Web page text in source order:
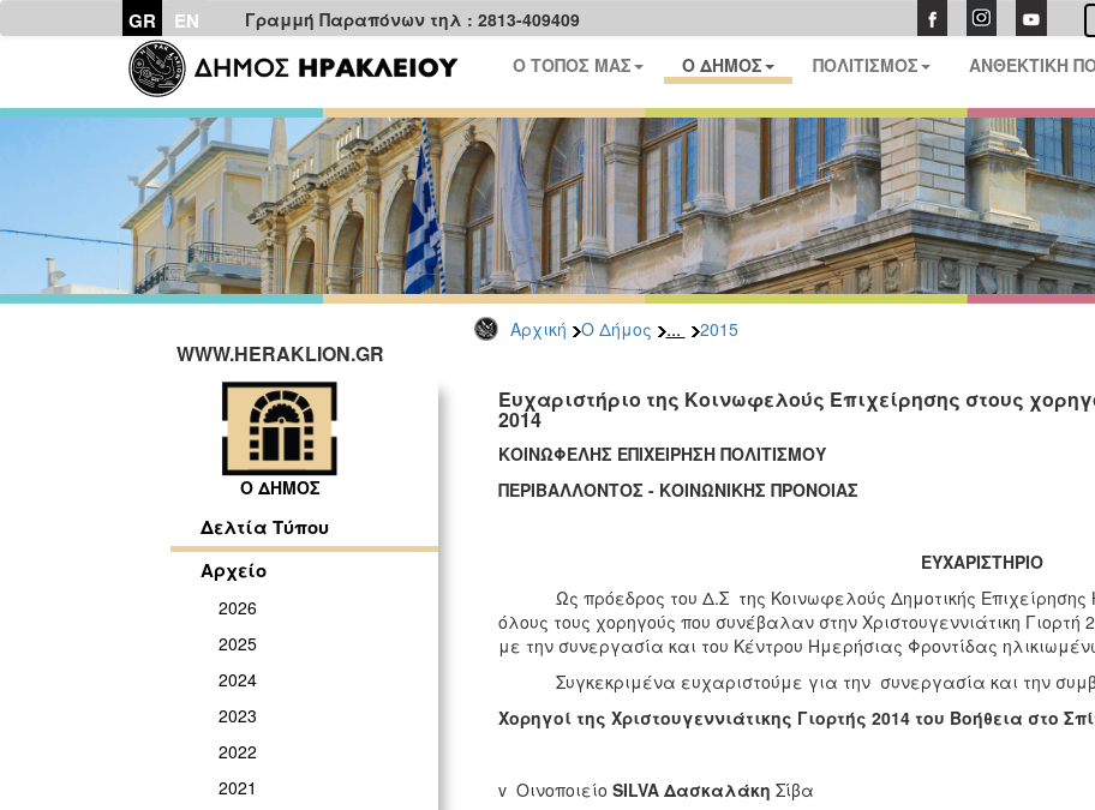
GR EN Γραμμή Παραπόνων τηλ : 2813-409409
Ο ΤΟΠΟΣ ΜΑΣ Ο ΔΗΜΟΣ ΠΟΛΙΤΙΣΜΟΣ ΑΝΘΕΚΤΙΚΗ
Αρχική Ο Δήμος ... 2015
WWW.HERAKLION.GR
Ο ΔΗΜΟΣ
Δελτία Τύπου
Αρχείο
2026
2025
2024
2023
2022
2021
Ευχαριστήριο της Κοινωφελούς Επιχείρησης στους
2014
ΚΟΙΝΩΦΕΛΗΣ ΕΠΙΧΕΙΡΗΣΗ ΠΟΛΙΤΙΣΜΟΥ
ΠΕΡΙΒΑΛΛΟΝΤΟΣ - ΚΟΙΝΩΝΙΚΗΣ ΠΡΟΝΟΙΑΣ
ΕΥΧΑΡΙΣΤΗΡΙΟ
Ως πρόεδρος του Δ.Σ της Κοινωφελούς Δημοτικής Επιχείρησης
όλους τους χορηγούς που συνέβαλαν στην Χριστουγεννιάτικη Γιορτή
με την συνεργασία και του Κέντρου Ημερήσιας Φροντίδας
Συγκεκριμένα ευχαριστούμε για την συνεργασία και την
Χορηγοί της Χριστουγεννιάτικης Γιορτής 2014 του Βοήθεια στο
v Οινοποιείο SILVA Δασκαλάκη Σίβα